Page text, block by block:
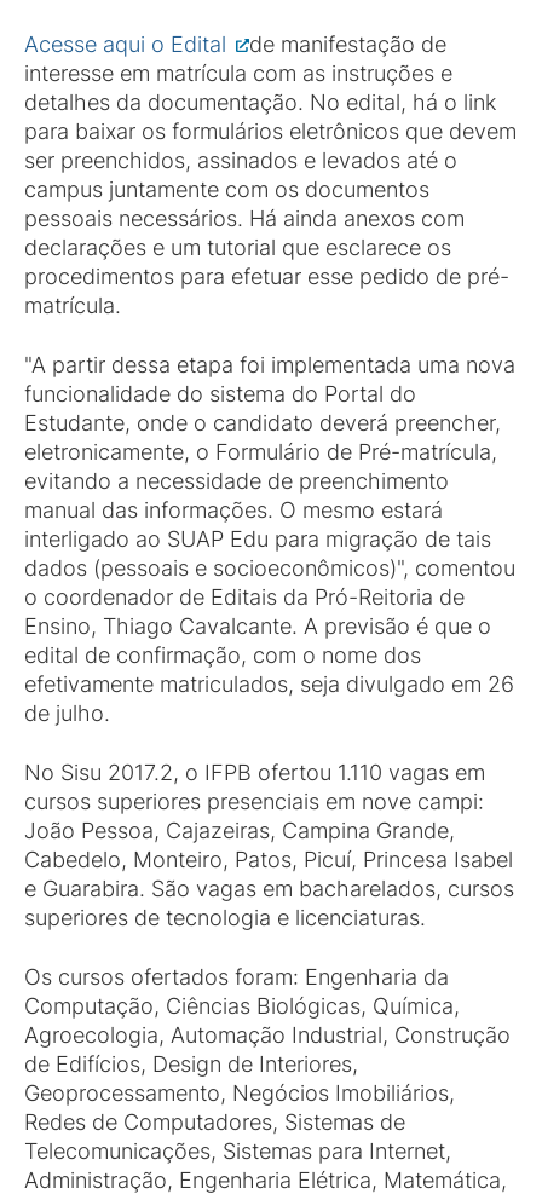
Acesse aqui o Edital
de manifestação de
interesse em matrícula com as instruções e
detalhes da documentação. No edital, há o link
para baixar os formulários eletrônicos que devem
ser preenchidos, assinados e levados até o
campus juntamente com os documentos
pessoais necessários. Há ainda anexos com
declarações e um tutorial que esclarece os
procedimentos para efetuar esse pedido de pré-
matrícula.
"A partir dessa etapa foi implementada uma nova
funcionalidade do sistema do Portal do
Estudante, onde o candidato deverá preencher,
eletronicamente, o Formulário de Pré-matrícula,
evitando a necessidade de preenchimento
manual das informações. O mesmo estará
interligado ao SUAP Edu para migração de tais
dados (pessoais e socioeconômicos)", comentou
o coordenador de Editais da Pró-Reitoria de
Ensino, Thiago Cavalcante. A previsão é que o
edital de confirmação, com o nome dos
efetivamente matriculados, seja divulgado em 26
de julho.
No Sisu 2017.2, o IFPB ofertou 1.110 vagas em
cursos superiores presenciais em nove campi:
João Pessoa, Cajazeiras, Campina Grande,
Cabedelo, Monteiro, Patos, Picuí, Princesa Isabel
e Guarabira. São vagas em bacharelados, cursos
superiores de tecnologia e licenciaturas.
Os cursos ofertados foram: Engenharia da
Computação, Ciências Biológicas, Química,
Agroecologia, Automação Industrial, Construção
de Edifícios, Design de Interiores,
Geoprocessamento, Negócios Imobiliários,
Redes de Computadores, Sistemas de
Telecomunicações, Sistemas para Internet,
Administração, Engenharia Elétrica, Matemática,